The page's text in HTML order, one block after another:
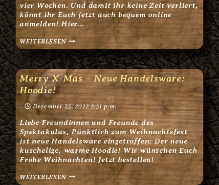
vier Wochen. Und damit ihr keine Zeit verliert,
könnt ihr Euch jetzt auch bequem online
anmelden! Hier…
WEITERLESENNEWS
2023
Merry X-Mas – Neue Handelsware:
Hoodie!
Dezember 25, 2022 2:51 p.m.
Liebe Freundinnen und Freunde des
Spektakulus, Pünktlich zum Weihnachtsfest
ist neue Handelsware eingetroffen: Der neue
kuschelige, warme Hoodie! Wir wünschen Euch
Frohe Weihnachten! Jetzt bestellen!
WEITERLESENMERRY